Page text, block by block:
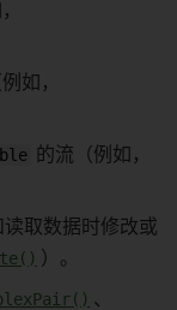
如，
的流（例如，
取数据时修改或
）。
、